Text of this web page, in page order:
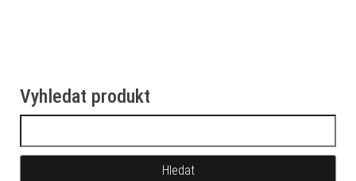
Vyhledat produkt